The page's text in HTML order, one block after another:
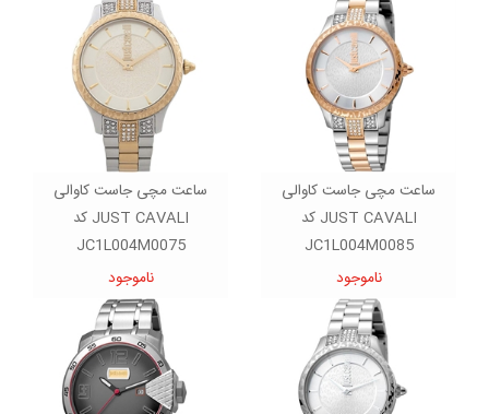
ساعت مچی جاست کاوالی
JUST CAVALI کد
JC1L004M0085
ناموجود
ساعت مچی جاست کاوالی
JUST CAVALI کد
JC1L004M0075
ناموجود